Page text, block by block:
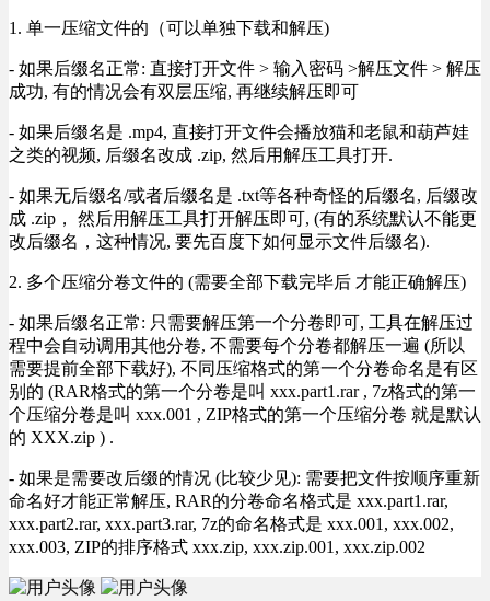
1. 单一压缩文件的（可以单独下载和解压)
- 如果后缀名正常: 直接打开文件 > 输入密码 >解压文件 > 解压
成功, 有的情况会有双层压缩, 再继续解压即可
- 如果后缀名是 .mp4, 直接打开文件会播放猫和老鼠和葫芦娃
之类的视频, 后缀名改成 .zip, 然后用解压工具打开.
- 如果无后缀名/或者后缀名是 .txt等各种奇怪的后缀名, 后缀改
成 .zip， 然后用解压工具打开解压即可, (有的系统默认不能更
改后缀名，这种情况, 要先百度下如何显示文件后缀名).
2. 多个压缩分卷文件的 (需要全部下载完毕后 才能正确解压)
- 如果后缀名正常: 只需要解压第一个分卷即可, 工具在解压过
程中会自动调用其他分卷, 不需要每个分卷都解压一遍 (所以
需要提前全部下载好), 不同压缩格式的第一个分卷命名是有区
别的 (RAR格式的第一个分卷是叫 xxx.part1.rar , 7z格式的第一
个压缩分卷是叫 xxx.001 , ZIP格式的第一个压缩分卷 就是默认
的 XXX.zip ) .
- 如果是需要改后缀的情况 (比较少见): 需要把文件按顺序重新
命名好才能正常解压, RAR的分卷命名格式是 xxx.part1.rar,
xxx.part2.rar, xxx.part3.rar, 7z的命名格式是 xxx.001, xxx.002,
xxx.003, ZIP的排序格式 xxx.zip, xxx.zip.001, xxx.zip.002